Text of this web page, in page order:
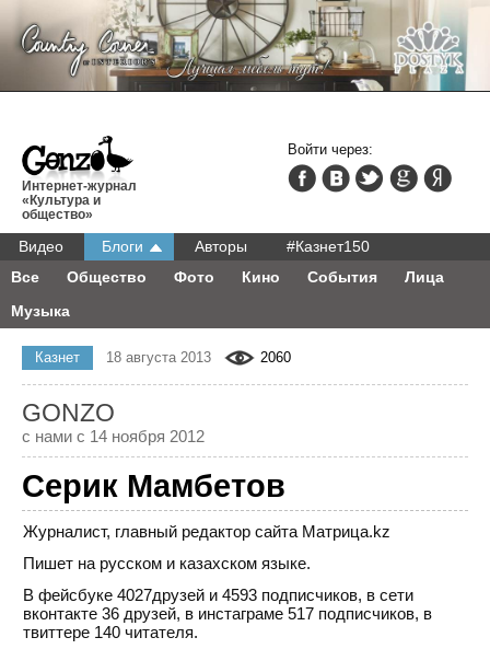
Интернет-журнал
«Культура и
общество»
Видео Блоги Авторы
#Казнет150
Все
Общество Фото Кино События
Лица
Музыка
Войти через:
Казнет 18 августа 2013 2060
GONZO
с нами с 14 ноября 2012
Серик Мамбетов
Журналист, главный редактор сайта Матрица.kz
Пишет на русском и казахском языке.
В фейсбуке 4027друзей и 4593 подписчиков, в сети
вконтакте 36 друзей, в инстаграме 517 подписчиков, в
твиттере 140 читателя.